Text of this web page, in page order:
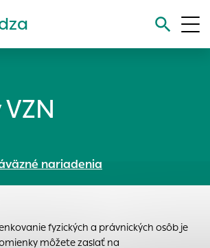
nariadenia
fyzických a právnických osôb je
môžete zaslať na
o vašej aktivite a preferenciách.
cookies, ktorú chcete povoliť